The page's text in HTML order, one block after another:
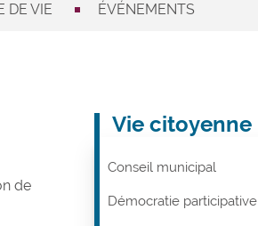
DE VIE ÉVÉNEMENTS
de
Vie citoyenne
Conseil municipal
Démocratie participative